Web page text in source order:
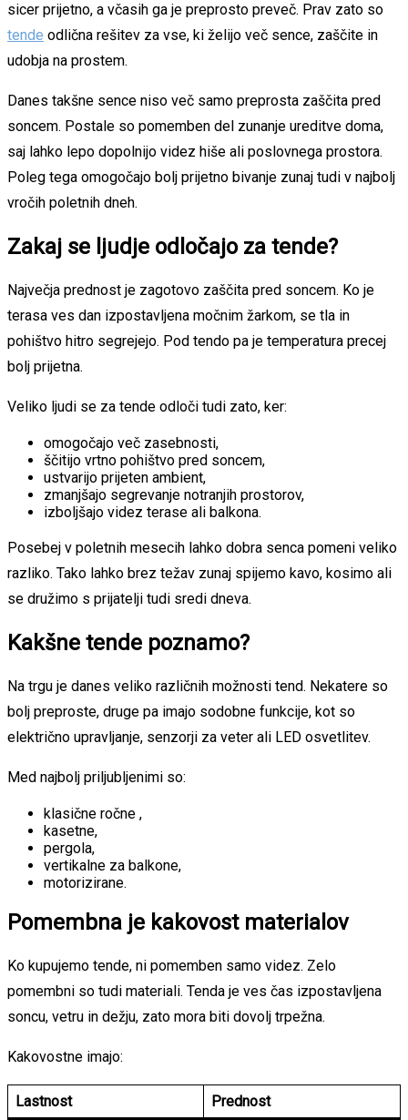
sicer prijetno, a včasih ga je preprosto preveč. Prav zato so
tende odlična rešitev za vse, ki želijo več sence, zaščite in
udobja na prostem.
Danes takšne sence niso več samo preprosta zaščita pred
soncem. Postale so pomemben del zunanje ureditve doma,
saj lahko lepo dopolnijo videz hiše ali poslovnega prostora.
Poleg tega omogočajo bolj prijetno bivanje zunaj tudi v najbolj
vročih poletnih dneh.
Zakaj se ljudje odločajo za tende?
Največja prednost je zagotovo zaščita pred soncem. Ko je
terasa ves dan izpostavljena močnim žarkom, se tla in
pohištvo hitro segrejejo. Pod tendo pa je temperatura precej
bolj prijetna.
Veliko ljudi se za tende odloči tudi zato, ker:
omogočajo več zasebnosti,
ščitijo vrtno pohištvo pred soncem,
ustvarijo prijeten ambient,
zmanjšajo segrevanje notranjih prostorov,
izboljšajo videz terase ali balkona.
Posebej v poletnih mesecih lahko dobra senca pomeni veliko
razliko. Tako lahko brez težav zunaj spijemo kavo, kosimo ali
se družimo s prijatelji tudi sredi dneva.
Kakšne tende poznamo?
Na trgu je danes veliko različnih možnosti tend. Nekatere so
bolj preproste, druge pa imajo sodobne funkcije, kot so
električno upravljanje, senzorji za veter ali LED osvetlitev.
Med najbolj priljubljenimi so:
klasične ročne ,
kasetne,
pergola,
vertikalne za balkone,
motorizirane.
Pomembna je kakovost materialov
Ko kupujemo tende, ni pomemben samo videz. Zelo
pomembni so tudi materiali. Tenda je ves čas izpostavljena
soncu, vetru in dežju, zato mora biti dovolj trpežna.
Kakovostne imajo:
Lastnost Prednost